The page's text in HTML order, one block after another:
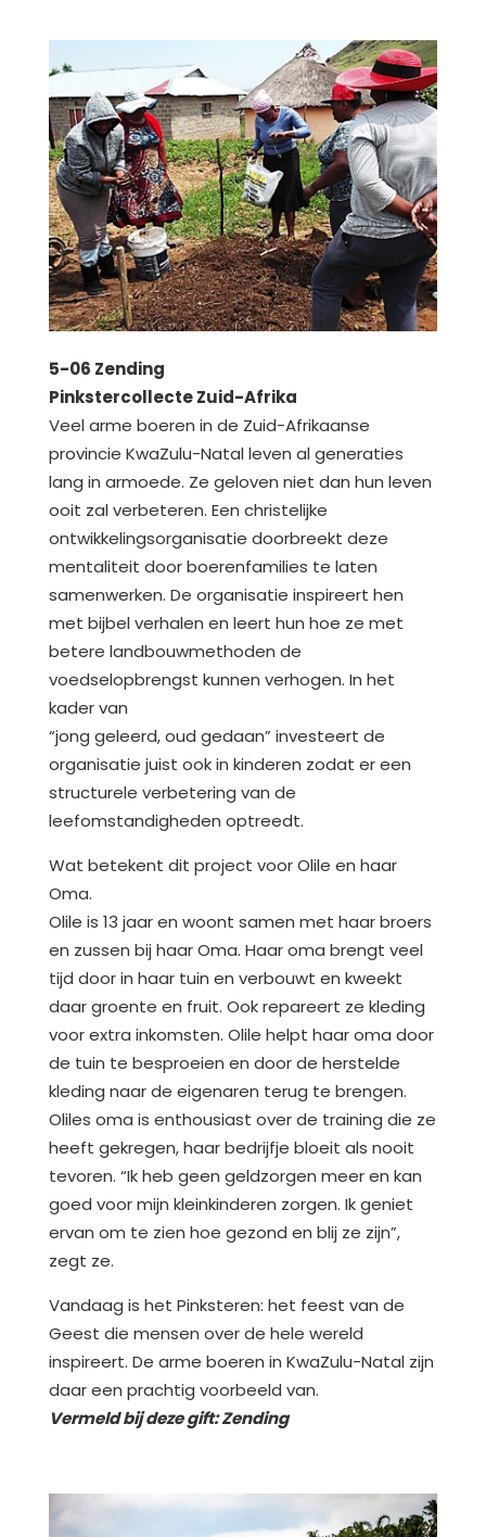
5-06 Zending
Pinkstercollecte Zuid-Afrika
Veel arme boeren in de Zuid-Afrikaanse
provincie KwaZulu-Natal leven al generaties
lang in armoede. Ze geloven niet dan hun leven
ooit zal verbeteren. Een christelijke
ontwikkelingsorganisatie doorbreekt deze
mentaliteit door boerenfamilies te laten
samenwerken. De organisatie inspireert hen
met bijbel verhalen en leert hun hoe ze met
betere landbouwmethoden de
voedselopbrengst kunnen verhogen. In het
kader van
“jong geleerd, oud gedaan” investeert de
organisatie juist ook in kinderen zodat er een
structurele verbetering van de
leefomstandigheden optreedt.
Wat betekent dit project voor Olile en haar
Oma.
Olile is 13 jaar en woont samen met haar broers
en zussen bij haar Oma. Haar oma brengt veel
tijd door in haar tuin en verbouwt en kweekt
daar groente en fruit. Ook repareert ze kleding
voor extra inkomsten. Olile helpt haar oma door
de tuin te besproeien en door de herstelde
kleding naar de eigenaren terug te brengen.
Oliles oma is enthousiast over de training die ze
heeft gekregen, haar bedrijfje bloeit als nooit
tevoren. “Ik heb geen geldzorgen meer en kan
goed voor mijn kleinkinderen zorgen. Ik geniet
ervan om te zien hoe gezond en blij ze zijn”,
zegt ze.
Vandaag is het Pinksteren: het feest van de
Geest die mensen over de hele wereld
inspireert. De arme boeren in KwaZulu-Natal zijn
daar een prachtig voorbeeld van.
Vermeld bij deze gift: Zending